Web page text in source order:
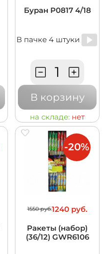
Буран Р0817 4/18
В пачке 4 штуки
В корзину
на складе: нет
1550 руб.1240 руб.
Ракеты (набор)
(36/12) GWR6106
-20%